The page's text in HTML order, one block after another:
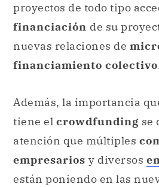
proyectos de todo tipo
financiación de su
nuevas relaciones de
financiamiento colectivo
Además, la importancia
tiene el crowdfunding se
atención que múltiples
empresarios y diversos
están poniendo en las